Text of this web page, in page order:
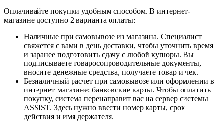
Оплачивайте покупки удобным способом. В интернет-
магазине доступно 2 варианта оплаты:
Наличные при самовывозе из магазина. Специалист
свяжется с вами в день доставки, чтобы уточнить время
и заранее подготовить сдачу с любой купюры. Вы
подписываете товаросопроводительные документы,
вносите денежные средства, получаете товар и чек.
Безналичный расчет при самовывозе или оформлении в
интернет-магазине: банковские карты. Чтобы оплатить
покупку, система перенаправит вас на сервер системы
ASSIST. Здесь нужно ввести номер карты, срок
действия и имя держателя.